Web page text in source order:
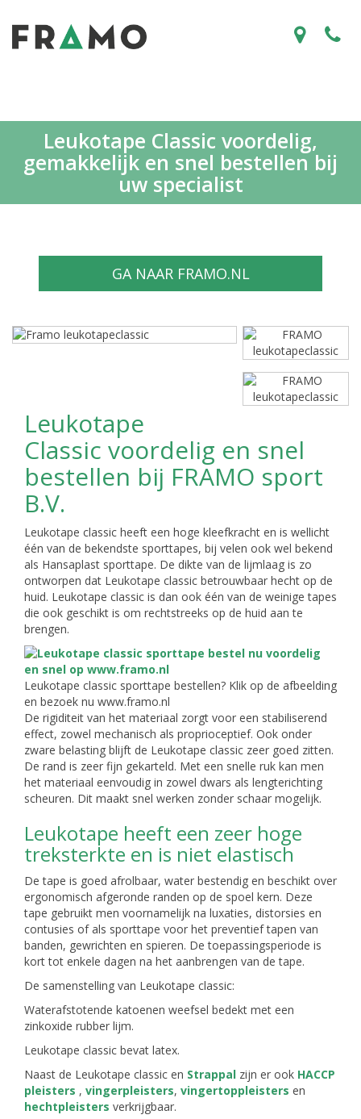
Leukotape Classic voordelig,
gemakkelijk en snel bestellen bij
uw specialist
GA NAAR FRAMO.NL
Leukotape
Classic voordelig en snel
bestellen bij FRAMO sport
B.V.
Leukotape classic heeft een hoge kleefkracht en is wellicht
één van de bekendste sporttapes, bij velen ook wel bekend
als Hansaplast sporttape. De dikte van de lijmlaag is zo
ontworpen dat Leukotape classic betrouwbaar hecht op de
huid. Leukotape classic is dan ook één van de weinige tapes
die ook geschikt is om rechtstreeks op de huid aan te
brengen.
Leukotape classic sporttape bestellen? Klik op de afbeelding
en bezoek nu www.framo.nl
De rigiditeit van het materiaal zorgt voor een stabiliserend
effect, zowel mechanisch als proprioceptief. Ook onder
zware belasting blijft de Leukotape classic zeer goed zitten.
De rand is zeer fijn gekarteld. Met een snelle ruk kan men
het materiaal eenvoudig in zowel dwars als lengterichting
scheuren. Dit maakt snel werken zonder schaar mogelijk.
Leukotape heeft een zeer hoge
treksterkte en is niet elastisch
De tape is goed afrolbaar, water bestendig en beschikt over
ergonomisch afgeronde randen op de spoel kern. Deze
tape gebruikt men voornamelijk na luxaties, distorsies en
contusies of als sporttape voor het preventief tapen van
banden, gewrichten en spieren. De toepassingsperiode is
kort tot enkele dagen na het aanbrengen van de tape.
De samenstelling van Leukotape classic:
Waterafstotende katoenen weefsel bedekt met een
zinkoxide rubber lijm.
Leukotape classic bevat latex.
Naast de Leukotape classic en Strappal zijn er ook HACCP
pleisters , vingerpleisters, vingertoppleisters en
hechtpleisters verkrijgbaar.